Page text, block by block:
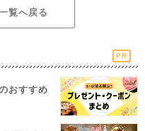
覧へ戻る
PR
おすすめ